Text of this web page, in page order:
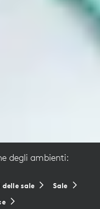
degli ambienti:
sale
Sale